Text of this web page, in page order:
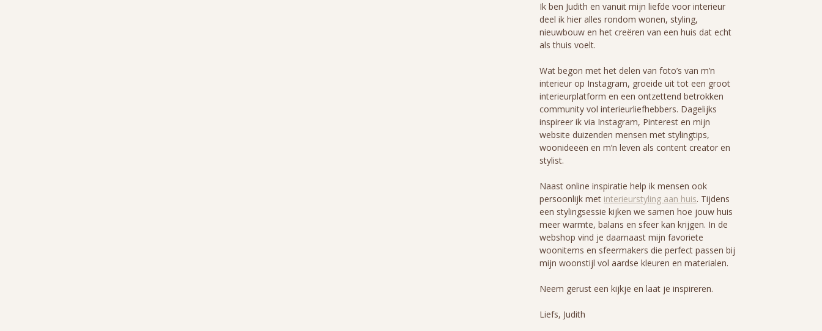
Ik ben Judith en vanuit mijn liefde voor interieur
deel ik hier alles rondom wonen, styling,
nieuwbouw en het creëren van een huis dat echt
als thuis voelt.
Wat begon met het delen van foto’s van m’n
interieur op Instagram, groeide uit tot een groot
interieurplatform en een ontzettend betrokken
community vol interieurliefhebbers. Dagelijks
inspireer ik via Instagram, Pinterest en mijn
website duizenden mensen met stylingtips,
woonideeën en m’n leven als content creator en
stylist.
Naast online inspiratie help ik mensen ook
persoonlijk met interieurstyling aan huis. Tijdens
een stylingsessie kijken we samen hoe jouw huis
meer warmte, balans en sfeer kan krijgen. In de
webshop vind je daarnaast mijn favoriete
woonitems en sfeermakers die perfect passen bij
mijn woonstijl vol aardse kleuren en materialen.
Neem gerust een kijkje en laat je inspireren.
Liefs, Judith